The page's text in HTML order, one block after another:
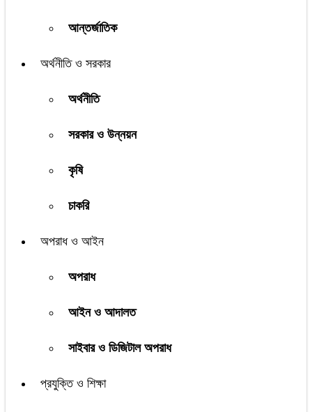
আন্তর্জাতিক
অর্থনীতি ও সরকার
অর্থনীতি
সরকার ও উন্নয়ন
কৃষি
চাকরি
অপরাধ ও আইন
অপরাধ
আইন ও আদালত
সাইবার ও ডিজিটাল অপরাধ
প্রযুক্তি ও শিক্ষা